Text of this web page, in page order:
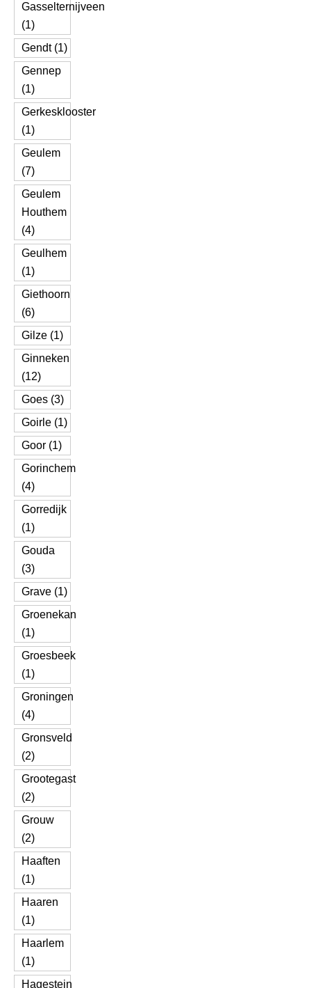
Gasselternijveen
(1)
Gendt (1)
Gennep
(1)
Gerkesklooster
(1)
Geulem
(7)
Geulem
Houthem
(4)
Geulhem
(1)
Giethoorn
(6)
Gilze (1)
Ginneken
(12)
Goes (3)
Goirle (1)
Goor (1)
Gorinchem
(4)
Gorredijk
(1)
Gouda
(3)
Grave (1)
Groenekan
(1)
Groesbeek
(1)
Groningen
(4)
Gronsveld
(2)
Grootegast
(2)
Grouw
(2)
Haaften
(1)
Haaren
(1)
Haarlem
(1)
Hagestein